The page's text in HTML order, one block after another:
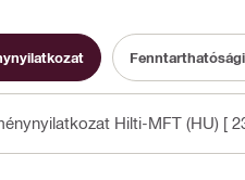
Hilti-MFT (HU) [